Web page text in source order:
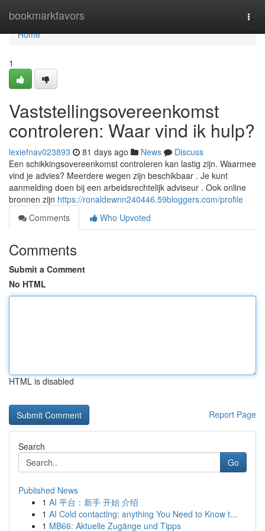
bookmarkfavors
Home
Home
1
Vaststellingsovereenkomst
controleren: Waar vind ik hulp?
lexiefnav023893 81 days ago News
Discuss
Een schikkingsovereenkomst controleren kan lastig zijn. Waarmee
vind je advies? Meerdere wegen zijn beschikbaar . Je kunt
aanmelding doen bij een arbeidsrechtelijk adviseur . Ook online
bronnen zijn https://ronaldewnn240446.59bloggers.com/profile
Comments
Who Upvoted
Comments
Submit a Comment
No HTML
HTML is disabled
Report Page
Search
Go
Published News
1 AI 平台：新手 开始 介绍
1 AI Cold contacting: anything You Need to Know t...
1 MB66: Aktuelle Zugänge und Tipps